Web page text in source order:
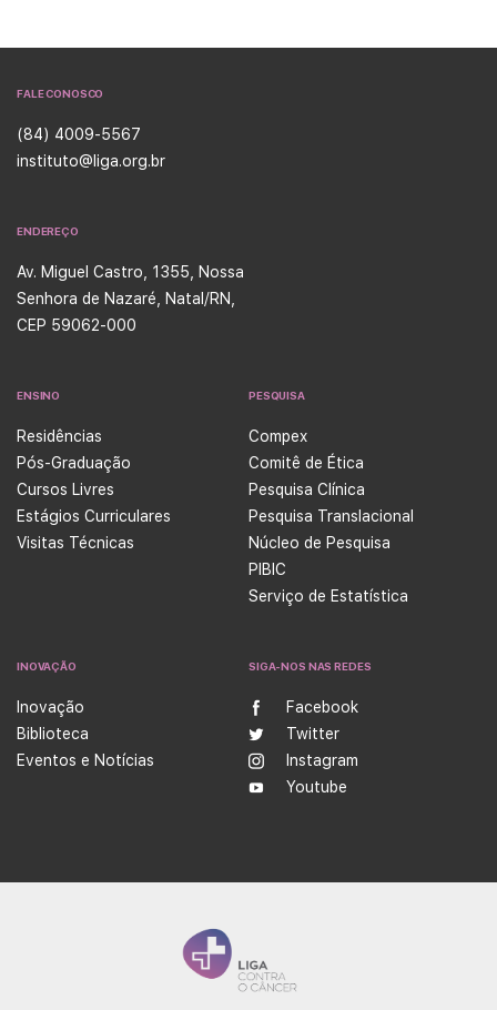
FALE CONOSCO
(84) 4009-5567
instituto@liga.org.br
ENDEREÇO
Av. Miguel Castro, 1355, Nossa
Senhora de Nazaré, Natal/RN,
CEP 59062-000
ENSINO
Residências
Pós-Graduação
Cursos Livres
Estágios Curriculares
Visitas Técnicas
PESQUISA
Compex
Comitê de Ética
Pesquisa Clínica
Pesquisa Translacional
Núcleo de Pesquisa
PIBIC
Serviço de Estatística
INOVAÇÃO
Inovação
Biblioteca
Eventos e Notícias
SIGA-NOS NAS REDES
Facebook
Twitter
Instagram
Youtube